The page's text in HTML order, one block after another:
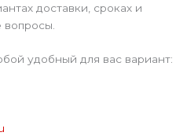
доставки, сроках и
вопросы.
удобный для вас вариант: